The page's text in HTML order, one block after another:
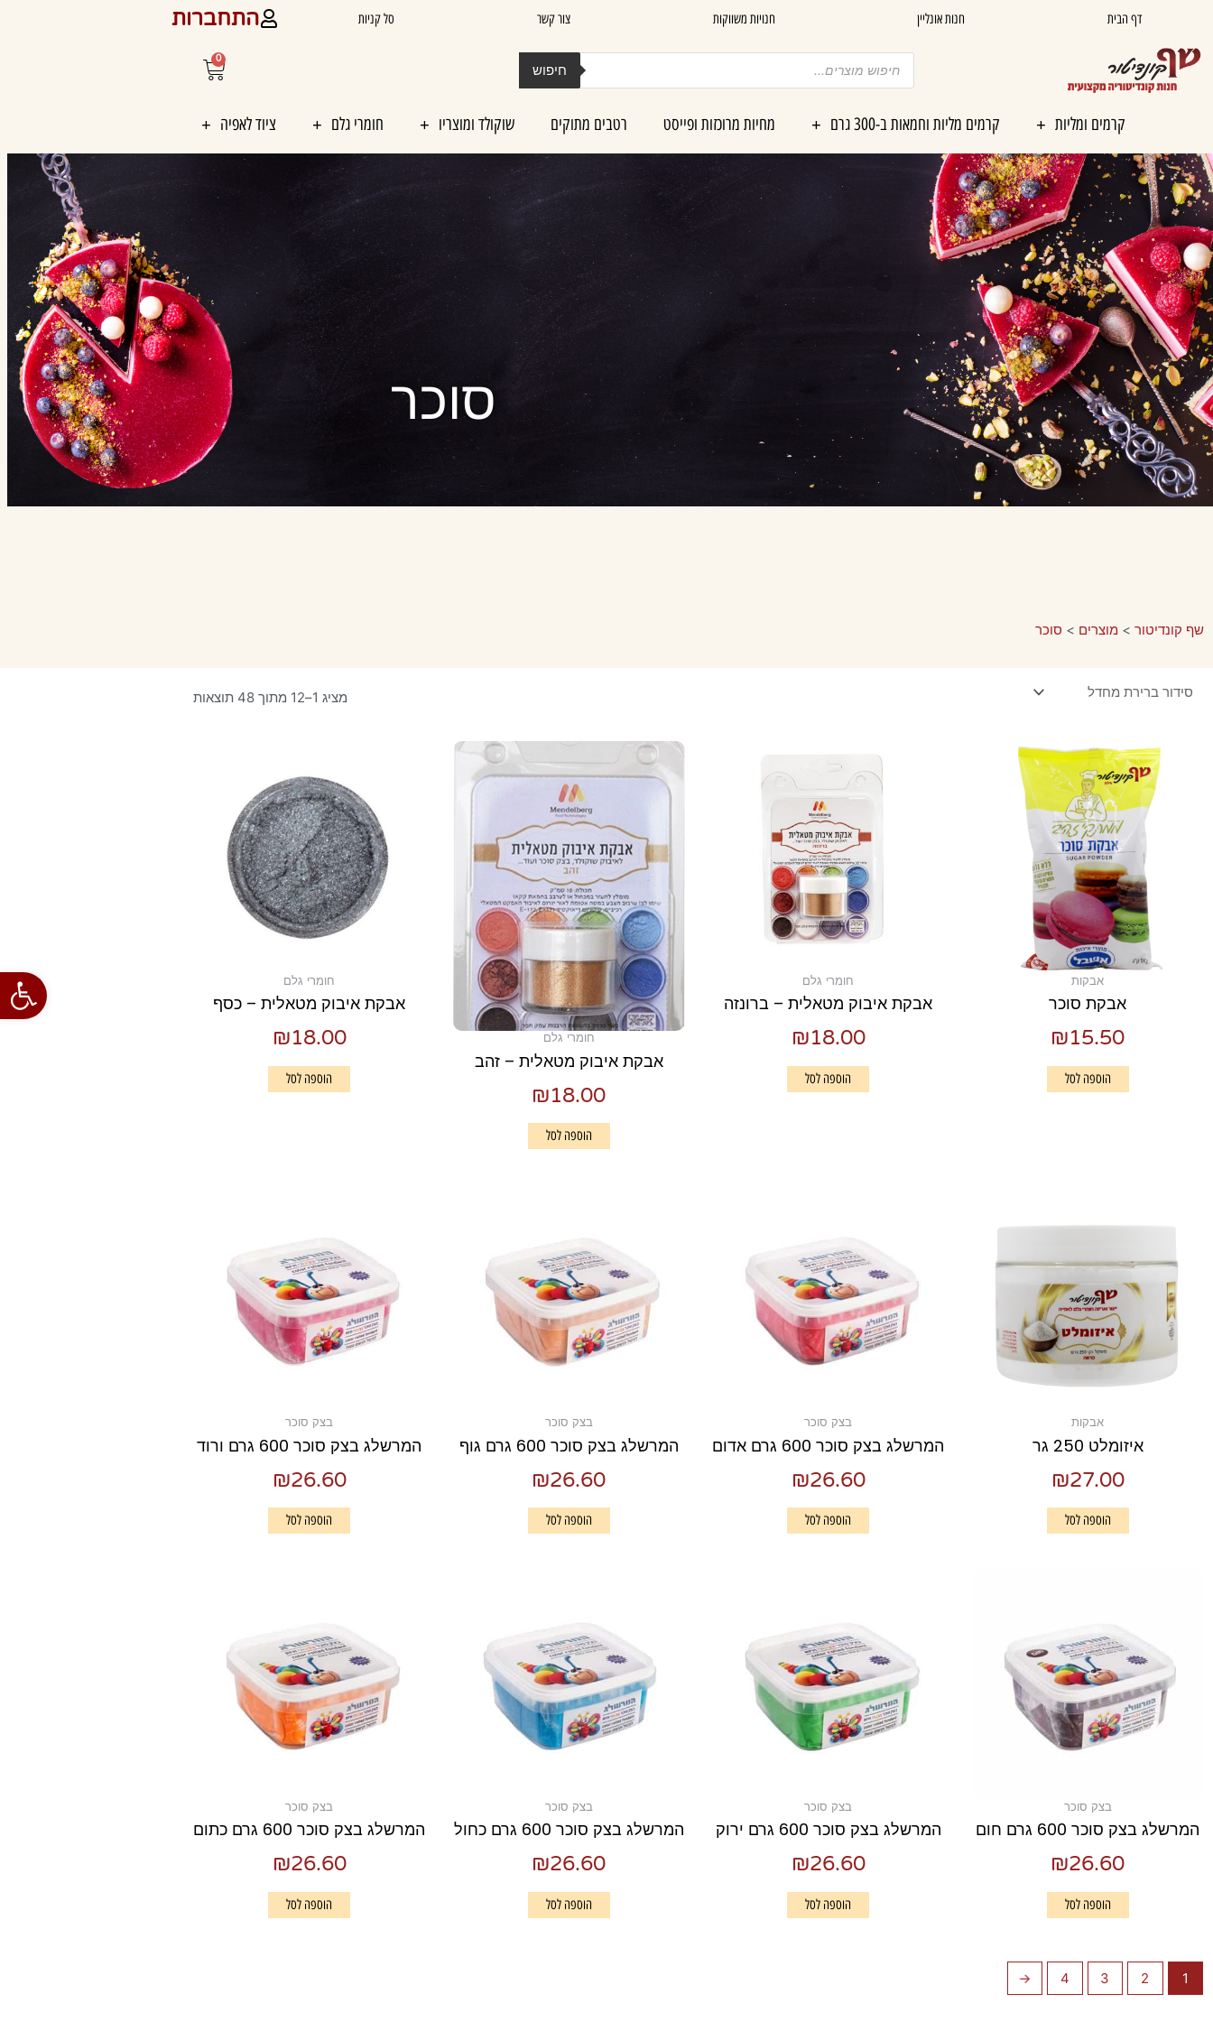
פתח
דף הבית חנות אונליין חנויות משווקות צור קשר סל קניות התחברות
Products
search חיפוש
0
עגלת
קניות
קרמים ומליות קרמים מליות וחמאות ב-300 גרם מחיות מרוכזות ופייסט רטבים מתוקים שוקולד ומוצריו חומרי גלם ציוד לאפיה
סוכר
שף קונדיטור > מוצרים > סוכר
מציג 1–12 מתוך 48 תוצאות
אבקות
אבקת סוכר
₪15.50
הוספה לסל
חומרי גלם
אבקת איבוק מטאלית – ברונזה
₪18.00
הוספה לסל
חומרי גלם
אבקת איבוק מטאלית – זהב
₪18.00
הוספה לסל
חומרי גלם
אבקת איבוק מטאלית – כסף
₪18.00
הוספה לסל
אבקות
איזומלט 250 גר
₪27.00
הוספה לסל
בצק סוכר
המרשלג בצק סוכר 600 גרם אדום
₪26.60
הוספה לסל
בצק סוכר
המרשלג בצק סוכר 600 גרם גוף
₪26.60
הוספה לסל
בצק סוכר
המרשלג בצק סוכר 600 גרם ורוד
₪26.60
הוספה לסל
בצק סוכר
המרשלג בצק סוכר 600 גרם חום
₪26.60
הוספה לסל
בצק סוכר
המרשלג בצק סוכר 600 גרם ירוק
₪26.60
הוספה לסל
בצק סוכר
המרשלג בצק סוכר 600 גרם כחול
₪26.60
הוספה לסל
בצק סוכר
המרשלג בצק סוכר 600 גרם כתום
₪26.60
הוספה לסל
1
2
3
4
←